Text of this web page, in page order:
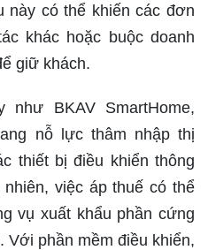
này có thể khiến các đơn
khác hoặc buộc doanh
giữ khách.
như BKAV SmartHome,
nỗ lực thâm nhập thị
thiết bị điều khiển thông
việc áp thuế có thể
vụ xuất khẩu phần cứng
phần mềm điều khiển,